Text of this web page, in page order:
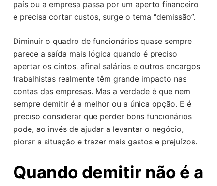
país ou a empresa passa por um aperto financeiro
e precisa cortar custos, surge o tema “demissão”.
Diminuir o quadro de funcionários quase sempre
parece a saída mais lógica quando é preciso
apertar os cintos, afinal salários e outros encargos
trabalhistas realmente têm grande impacto nas
contas das empresas. Mas a verdade é que nem
sempre demitir é a melhor ou a única opção. E é
preciso considerar que perder bons funcionários
pode, ao invés de ajudar a levantar o negócio,
piorar a situação e trazer mais gastos e prejuízos.
Quando demitir não é a